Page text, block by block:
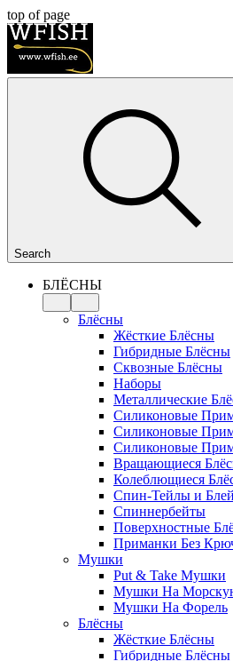
top of page
Search
БЛЁСНЫ
Блёсны
Жёсткие Блёсны
Гибридные Блёсны
Сквозные Блёсны
Наборы
Металлические
Силиконовые
Силиконовые
Силиконовые
Вращающиеся
Колеблющиеся
Спин-Тейлы и
Спиннербейты
Поверхностные
Приманки Без
Мушки
Put & Take Мушки
Мушки На
Мушки На Форель
Блёсны
Жёсткие Блёсны
Гибридные Блёсны